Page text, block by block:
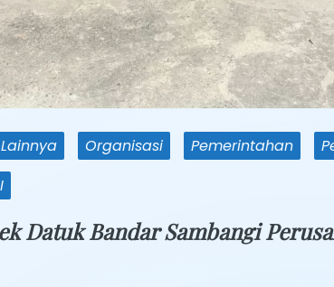
Lainnya Organisasi Pemerintahan
Datuk Bandar Sambangi